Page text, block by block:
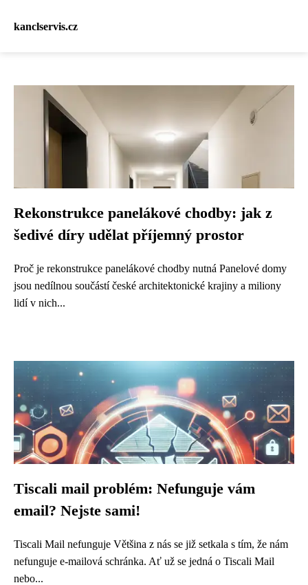
kanclservis.cz
Rekonstrukce panelákové chodby: jak z
šedivé díry udělat příjemný prostor
Proč je rekonstrukce panelákové chodby nutná Panelové domy
jsou nedílnou součástí české architektonické krajiny a miliony
lidí v nich...
Tiscali mail problém: Nefunguje vám
email? Nejste sami!
Tiscali Mail nefunguje Většina z nás se již setkala s tím, že nám
nefunguje e-mailová schránka. Ať už se jedná o Tiscali Mail
nebo...